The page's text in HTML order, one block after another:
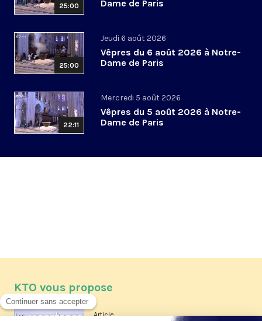
25:00
Dame de Paris
25:00
Jeudi 6 août 2026
Vêpres du 6 août 2026 à Notre-
Dame de Paris
22:11
Mercredi 5 août 2026
Vêpres du 5 août 2026 à Notre-
Dame de Paris
KTO vous propose
Article